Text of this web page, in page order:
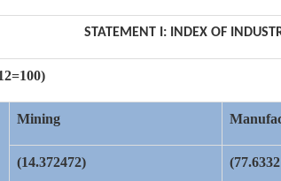
STATEMENT I: INDEX OF
Mining
(14.372472)